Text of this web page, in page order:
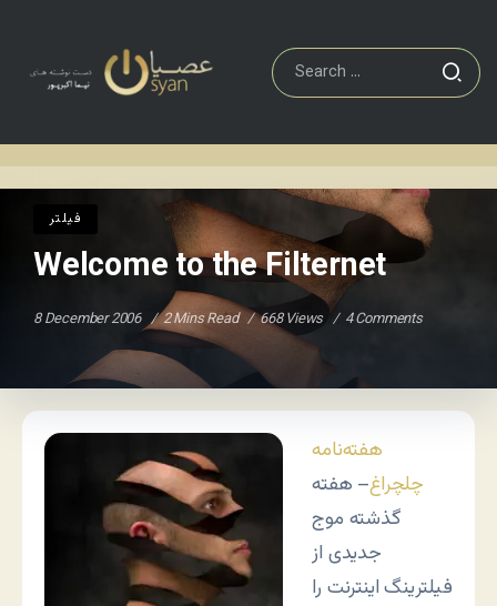
فيلتر
Welcome to the Filternet
8 December 2006 2 Mins Read 668 Views 4 Comments
هفته‌نامه
چلچراغ– هفته
گذشته موج
جدیدی از
فیلترینگ اینترنت را